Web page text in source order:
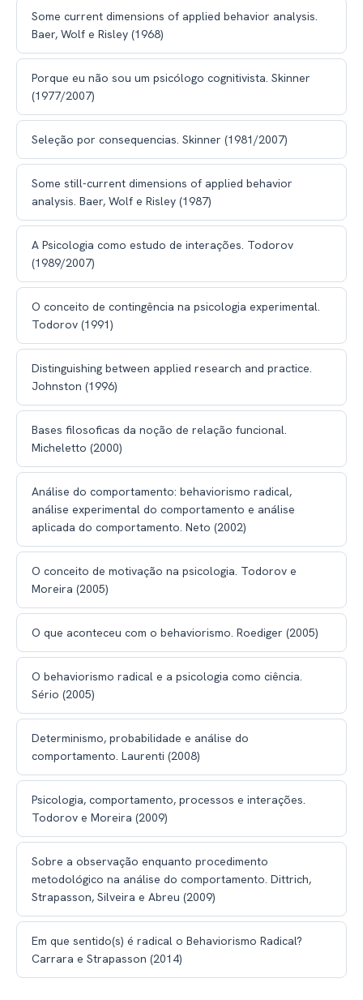
Some current dimensions of applied behavior analysis.
Baer, Wolf e Risley (1968)
Porque eu não sou um psicólogo cognitivista. Skinner
(1977/2007)
Seleção por consequencias. Skinner (1981/2007)
Some still-current dimensions of applied behavior
analysis. Baer, Wolf e Risley (1987)
A Psicologia como estudo de interações. Todorov
(1989/2007)
O conceito de contingência na psicologia experimental.
Todorov (1991)
Distinguishing between applied research and practice.
Johnston (1996)
Bases filosoficas da noção de relação funcional.
Micheletto (2000)
Análise do comportamento: behaviorismo radical,
análise experimental do comportamento e análise
aplicada do comportamento. Neto (2002)
O conceito de motivação na psicologia. Todorov e
Moreira (2005)
O que aconteceu com o behaviorismo. Roediger (2005)
O behaviorismo radical e a psicologia como ciência.
Sério (2005)
Determinismo, probabilidade e análise do
comportamento. Laurenti (2008)
Psicologia, comportamento, processos e interações.
Todorov e Moreira (2009)
Sobre a observação enquanto procedimento
metodológico na análise do comportamento. Dittrich,
Strapasson, Silveira e Abreu (2009)
Em que sentido(s) é radical o Behaviorismo Radical?
Carrara e Strapasson (2014)